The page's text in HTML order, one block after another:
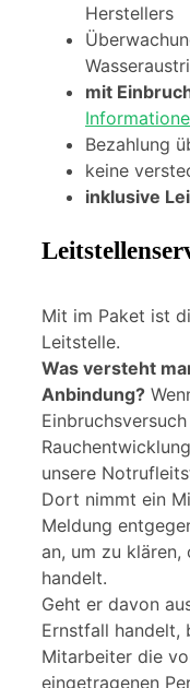
Herstellers
mit
Bezahlung
keine
inklusive
Mit im Paket ist
Leitstelle.
Was versteht
Anbindung?
unsere
Dort nimmt ein
Meldung
an, um zu klären,
handelt.
Geht er davon
Ernstfall handelt,
Mitarbeiter die
eingetragenen